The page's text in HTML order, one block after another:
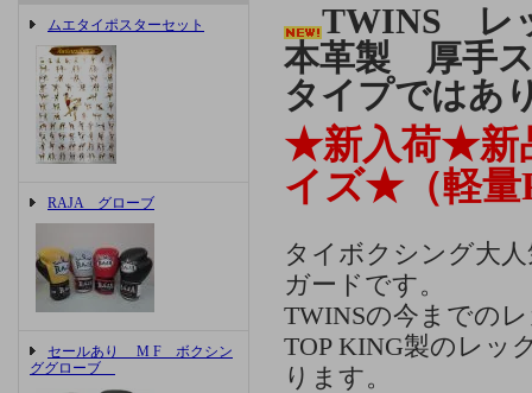
ムエタイポスターセット
RAJA グローブ
セールあり M F ボクシン
ググローブ
TWINS レ
本革製 厚手
タイプではあ
★新入荷★新
イズ★（軽量
タイボクシング大
ガードです。
TWINSの今までの
TOP KING製のレッ
ります。